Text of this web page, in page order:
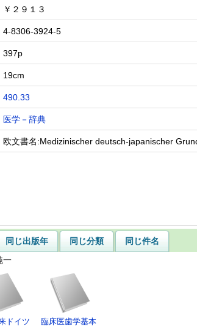
￥２９１３
4-8306-3924-5
397p
19cm
490.33
医学－辞典
欧文書名:Medizinischer deutsch‐japanischer
同じ出版年 同じ分類
同じ件名
一
ドイツ
臨床医歯学基本